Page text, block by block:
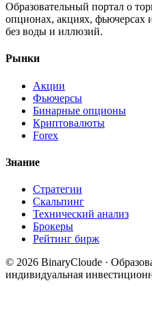
Образовательный портал о
опционах, акциях,
без воды и иллюзий.
Рынки
Акции
Фьючерсы
Бинарные опционы
Криптовалюты
Forex
Знание
Стратегии
Скальпинг
Технический анализ
Брокеры
Рейтинг бирж
© 2026 BinaryCloude ·
индивидуальная